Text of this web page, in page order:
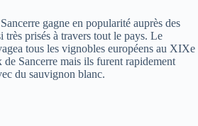
gagne en popularité auprès des
très prisés à travers tout le pays. Le
tous les vignobles européens au XIXe
de Sancerre mais ils furent rapidement
du sauvignon blanc.